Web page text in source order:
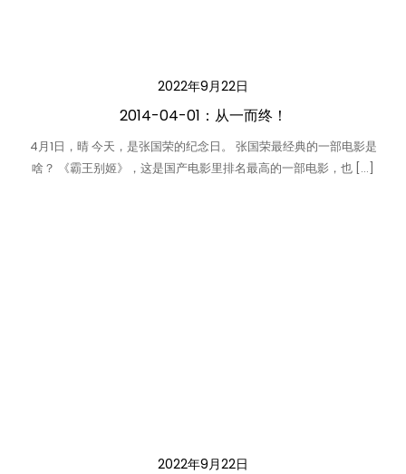
2022年9月22日
2014-04-01：从一而终！
4月1日，晴 今天，是张国荣的纪念日。 张国荣最经典的一部电影是
啥？ 《霸王别姬》，这是国产电影里排名最高的一部电影，也 […]
2022年9月22日